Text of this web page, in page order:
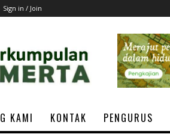
Sign in / Join
Associations
KAMI KONTAK PENGURUS